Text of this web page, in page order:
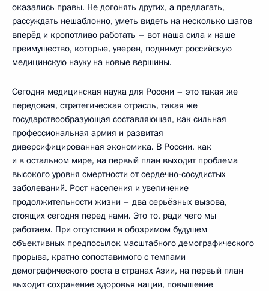
оказались правы. Не догонять других, а предлагать,
рассуждать нешаблонно, уметь видеть на несколько шагов
вперёд и кропотливо работать – вот наша сила и наше
преимущество, которые, уверен, поднимут российскую
медицинскую науку на новые вершины.
Сегодня медицинская наука для России – это такая же
передовая, стратегическая отрасль, такая же
государствообразующая составляющая, как сильная
профессиональная армия и развитая
диверсифицированная экономика. В России, как
и в остальном мире, на первый план выходит проблема
высокого уровня смертности от сердечно-сосудистых
заболеваний. Рост населения и увеличение
продолжительности жизни – два серьёзных вызова,
стоящих сегодня перед нами. Это то, ради чего мы
работаем. При отсутствии в обозримом будущем
объективных предпосылок масштабного демографического
прорыва, кратно сопоставимого с темпами
демографического роста в странах Азии, на первый план
выходит сохранение здоровья нации, повышение